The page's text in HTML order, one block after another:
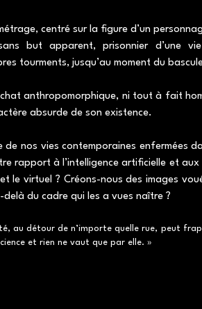
centré sur la figure d’un
but apparent, prisonnier d’une
tourments, jusqu’au moment du
chat anthropomorphique, ni tout à fait
absurde de son existence.
nos vies contemporaines enfermées
rapport à l’intelligence artificielle et
le virtuel ? Créons-nous des images
delà du cadre qui les a vues naître ?
au détour de n’importe quelle rue, peut
et rien ne vaut que par elle. »